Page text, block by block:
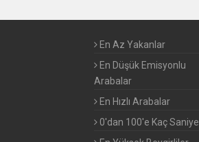
PAGANI
PEUGEOT
PORSCHE
En Az Yakanlar
En Düşük Emisyonlu
Arabalar
En Hızlı Arabalar
0'dan 100'e Kaç Saniye